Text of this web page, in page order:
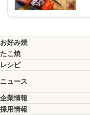
お好み焼
たこ焼
レシピ
ニュース
企業情報
採用情報